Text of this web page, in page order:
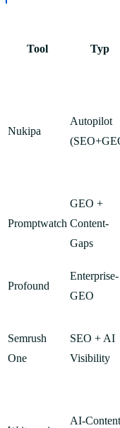
Tool Typ
Nukipa
Autopilot
Promptwatch
GEO +
Content-
Gaps
Profound
Enterprise-
GEO
Semrush
One
SEO + AI
Visibility
AI-Content